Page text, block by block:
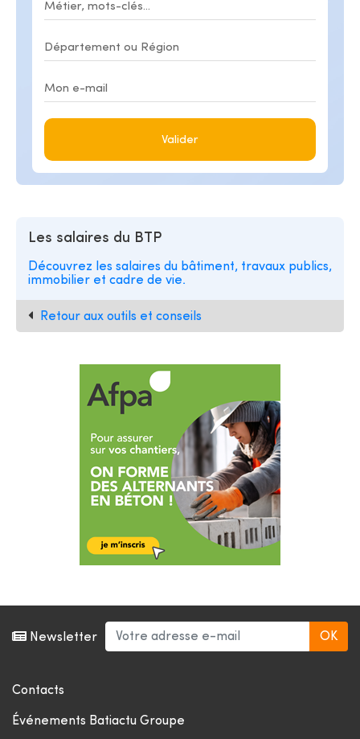
Valider
Les salaires du BTP
Découvrez les salaires du bâtiment, travaux publics,
immobilier et cadre de vie.
Retour aux outils et conseils
Newsletter
Contacts
Événements Batiactu Groupe